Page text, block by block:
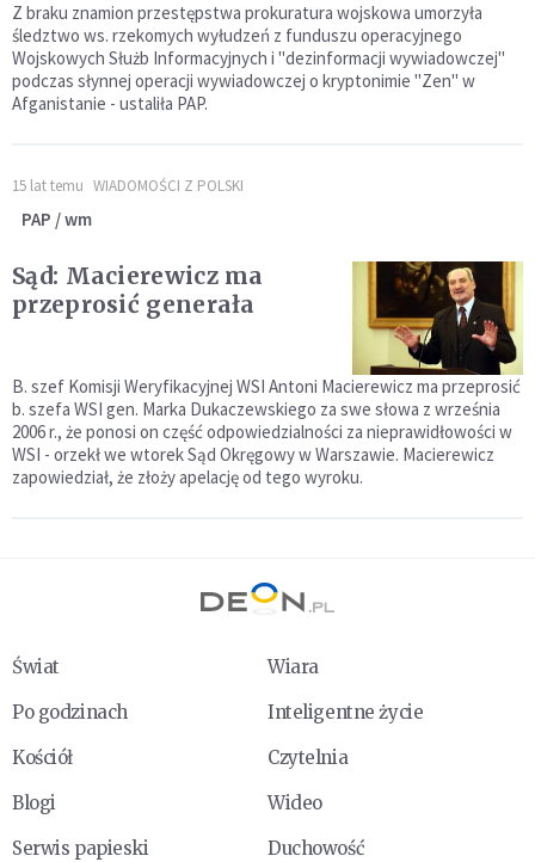
Z braku znamion przestępstwa prokuratura wojskowa umorzyła
śledztwo ws. rzekomych wyłudzeń z funduszu operacyjnego
Wojskowych Służb Informacyjnych i "dezinformacji wywiadowczej"
podczas słynnej operacji wywiadowczej o kryptonimie "Zen" w
Afganistanie - ustaliła PAP.
15 lat temu WIADOMOŚCI Z POLSKI
PAP / wm
Sąd: Macierewicz ma
przeprosić generała
B. szef Komisji Weryfikacyjnej WSI Antoni Macierewicz ma przeprosić
b. szefa WSI gen. Marka Dukaczewskiego za swe słowa z września
2006 r., że ponosi on część odpowiedzialności za nieprawidłowości w
WSI - orzekł we wtorek Sąd Okręgowy w Warszawie. Macierewicz
zapowiedział, że złoży apelację od tego wyroku.
Świat
Wiara
Po godzinach
Inteligentne życie
Kościół
Czytelnia
Blogi
Wideo
Serwis papieski
Duchowość